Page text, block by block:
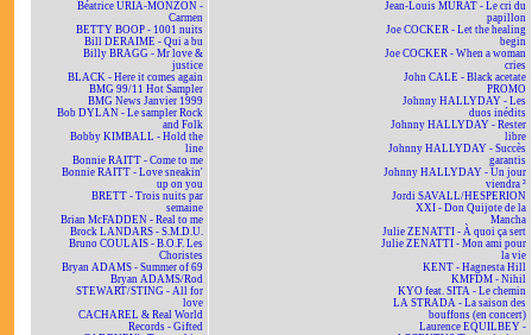
Béatrice URIA-MONZON -
Carmen
BETTY BOOP - 1001 nuits
Bill DERAIME - Qui a bu
Billy BRAGG - Mr love &
justice
BLACK - Here it comes again
BMG 99/11 Hot Sampler
BMG News Janvier 1999
Bob DYLAN - Le sampler Rock
and Folk
Bobby KIMBALL - Hold the
line
Bonnie RAITT - Come to me
Bonnie RAITT - Love sneakin'
up on you
BRETT - Trois nuits par
semaine
Brian McFADDEN - Real to me
Brock LANDARS - S.M.D.U.
Bruno COULAIS - B.O.F. Les
Choristes
Bryan ADAMS - Summer of 69
Bryan ADAMS/Rod
STEWART/STING - All for
love
CACHAREL & Real World
Records - Gifted
Jean-Louis MURAT - Le cri du
papillon
Joe COCKER - Let the healing
begin
Joe COCKER - When a woman
cries
John CALE - Black acetate
PROMO
Johnny HALLYDAY - Les
duos inédits
Johnny HALLYDAY - Rester
libre
Johnny HALLYDAY - Succès
garantis
Johnny HALLYDAY - Un jour
viendra ²
Jordi SAVALL/HESPERION
XXI - Don Quijote de la
Mancha
Julie ZENATTI - À quoi ça sert
Julie ZENATTI - Mon ami pour
la vie
KENT - Hagnesta Hill
KMFDM - Nihil
KYO feat. SITA - Le chemin
LA STRADA - La saison des
bouffons (en concert)
Laurence EQUILBEY -